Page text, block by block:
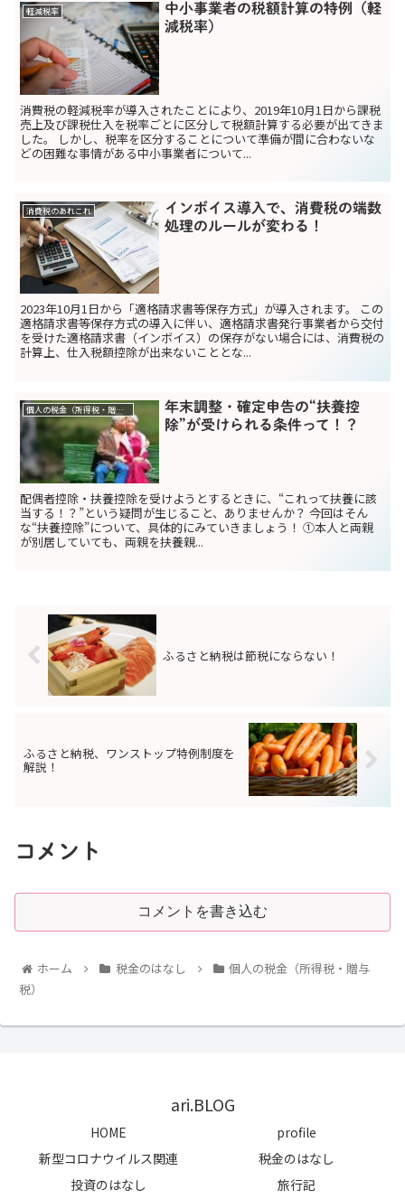
軽減税率
中小事業者の税額計算の特例（軽
減税率）
消費税の軽減税率が導入されたことにより、2019年10月1日から課税
売上及び課税仕入を税率ごとに区分して税額計算する必要が出てきま
した。 しかし、税率を区分することについて準備が間に合わないな
どの困難な事情がある中小事業者について...
消費税のあれこれ
インボイス導入で、消費税の端数
処理のルールが変わる！
2023年10月1日から「適格請求書等保存方式」が導入されます。 この
適格請求書等保存方式の導入に伴い、適格請求書発行事業者から交付
を受けた適格請求書（インボイス）の保存がない場合には、消費税の
計算上、仕入税額控除が出来ないこととな...
個人の税金（所得税・贈与税）
年末調整・確定申告の“扶養控
除”が受けられる条件って！？
配偶者控除・扶養控除を受けようとするときに、“これって扶養に該
当する！？”という疑問が生じること、ありませんか？ 今回はそん
な“扶養控除”について、具体的にみていきましょう！ ①本人と両親
が別居していても、両親を扶養親...
ふるさと納税は節税にならない！
ふるさと納税、ワンストップ特例制度を
解説！
コメント
コメントを書き込む
ホーム 税金のはなし
個人の税金（所得税・贈与
税）
ari.BLOG
HOME
profile
新型コロナウイルス関連
税金のはなし
投資のはなし
旅行記